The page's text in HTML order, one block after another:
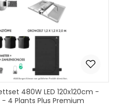
480W LED 120x120cm -
4 Plants Plus Premium